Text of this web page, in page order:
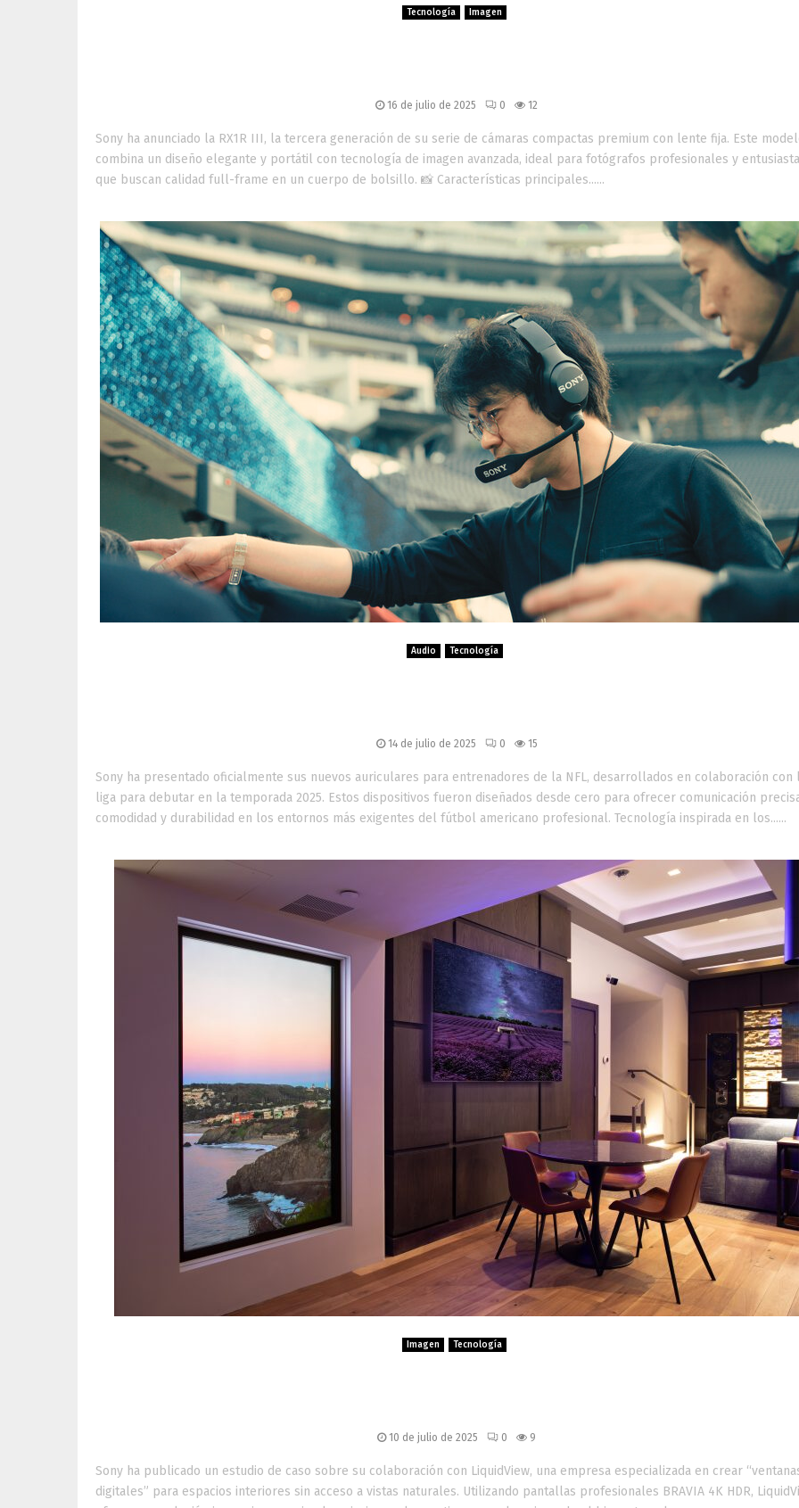
Tecnología Imagen
16 de julio de 2025 0 12
Sony ha anunciado la RX1R III, la tercera generación de su serie de cámaras compactas premium con lente fija. Este
combina un diseño elegante y portátil con tecnología de imagen avanzada, ideal para fotógrafos profesionales y
que buscan calidad full-frame en un cuerpo de bolsillo. 📸 Características principales......
Audio Tecnología
14 de julio de 2025 0 15
Sony ha presentado oficialmente sus nuevos auriculares para entrenadores de la NFL, desarrollados en colaboración con
liga para debutar en la temporada 2025. Estos dispositivos fueron diseñados desde cero para ofrecer comunicación
comodidad y durabilidad en los entornos más exigentes del fútbol americano profesional. Tecnología inspirada en los......
Imagen Tecnología
10 de julio de 2025 0 9
Sony ha publicado un estudio de caso sobre su colaboración con LiquidView, una empresa especializada en crear
digitales” para espacios interiores sin acceso a vistas naturales. Utilizando pantallas profesionales BRAVIA 4K HDR,